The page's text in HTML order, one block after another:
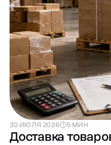
30 ИЮЛЯ 2026 5 МИН
Доставка